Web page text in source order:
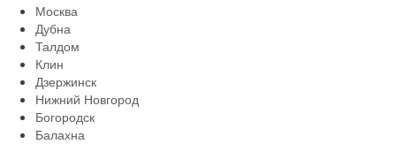
Москва
Дубна
Талдом
Клин
Дзержинск
Нижний Новгород
Богородск
Балахна